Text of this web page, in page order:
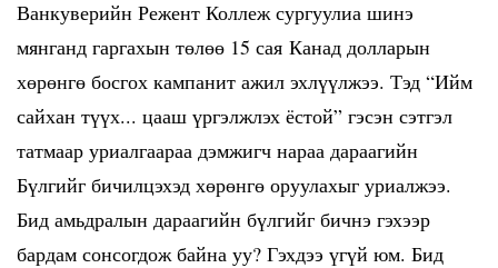
Ванкуверийн Режент Коллеж сургуулиа шинэ
мянганд гаргахын төлөө 15 сая Канад долларын
хөрөнгө босгох кампанит ажил эхлүүлжээ. Тэд “Ийм
сайхан түүх... цааш үргэлжлэх ёстой” гэсэн сэтгэл
татмаар уриалгаараа дэмжигч нараа дараагийн
Бүлгийг бичилцэхэд хөрөнгө оруулахыг уриалжээ.
Бид амьдралын дараагийн бүлгийг бичнэ гэхээр
бардам сонсогдож байна уу? Гэхдээ үгүй юм. Бид